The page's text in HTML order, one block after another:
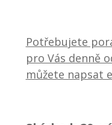
Potřebujete
pro Vás denně
můžete napsat